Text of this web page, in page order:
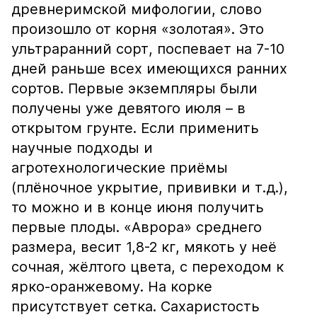
древнеримской мифологии, слово
произошло от корня «золотая». Это
ультраранний сорт, поспевает на 7-10
дней раньше всех имеющихся ранних
сортов. Первые экземпляры были
получены уже девятого июля – в
открытом грунте. Если применить
научные подходы и
агротехнологические приёмы
(плёночное укрытие, прививки и т.д.),
то можно и в конце июня получить
первые плоды. «Аврора» среднего
размера, весит 1,8-2 кг, мякоть у неё
сочная, жёлтого цвета, с переходом к
ярко-оранжевому. На корке
присутствует сетка. Сахаристость